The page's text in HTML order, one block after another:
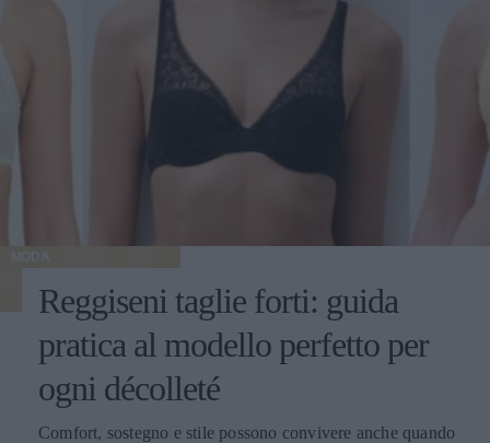
MODA
Reggiseni taglie forti: guida
pratica al modello perfetto per
ogni décolleté
Comfort, sostegno e stile possono convivere anche quando